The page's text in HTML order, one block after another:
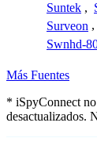
Suntek ,
Surveon ,
Swnhd-
Más Fuentes
* iSpyConnect
desactualizados.